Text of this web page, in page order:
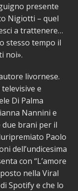
presente
Nigiotti – quel
a trattenere…
stesso tempo il
noi».
livornese.
e
Di Palma
Nannini e
brani per il
Paolo
dell’undicesima
con “L’amore
nella Viral
Spotify e che lo